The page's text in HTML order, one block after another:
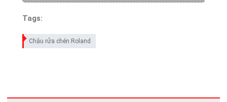
Tags:
Chậu rửa chén Roland